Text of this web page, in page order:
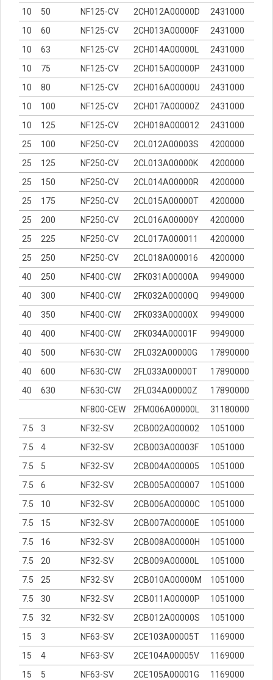
10 50 NF125-CV 2CH012A00000D
2431000
10
60 NF125-CV 2CH013A00000F
2431000
10
63 NF125-CV 2CH014A00000L
2431000
10
75 NF125-CV 2CH015A00000P
2431000
10
80 NF125-CV 2CH016A00000U
2431000
10
100 NF125-CV 2CH017A00000Z
2431000
10
125 NF125-CV 2CH018A000012
2431000
25
100 NF250-CV 2CL012A00003S
4200000
25
125 NF250-CV 2CL013A00000K
4200000
25
150 NF250-CV 2CL014A00000R
4200000
25
175 NF250-CV 2CL015A00000T
4200000
25
200 NF250-CV 2CL016A00000Y
4200000
25
225 NF250-CV 2CL017A000011
4200000
25
250 NF250-CV 2CL018A000016
4200000
40
250 NF400-CW 2FK031A00000A
9949000
40
300 NF400-CW 2FK032A00000Q
9949000
40
350 NF400-CW 2FK033A00000X
9949000
40
400 NF400-CW 2FK034A00001F
9949000
40
500 NF630-CW 2FL032A00000G
17890000
40
600 NF630-CW 2FL033A00000T
17890000
40
630 NF630-CW 2FL034A00000Z
17890000
NF800-CEW
2FM006A00000L
31180000
7.5
3 NF32-SV 2CB002A000002
1051000
7.5
4 NF32-SV 2CB003A00003F
1051000
7.5
5 NF32-SV 2CB004A000005
1051000
7.5
6 NF32-SV 2CB005A000007
1051000
7.5
10 NF32-SV 2CB006A00000C
1051000
7.5
15 NF32-SV 2CB007A00000E
1051000
7.5
16 NF32-SV 2CB008A00000H
1051000
7.5
20 NF32-SV 2CB009A00000L
1051000
7.5
25 NF32-SV 2CB010A00000M
1051000
7.5
30 NF32-SV 2CB011A00000P
1051000
7.5
32 NF32-SV 2CB012A00000S
1051000
15
3 NF63-SV 2CE103A00005T
1169000
15
4 NF63-SV 2CE104A00005V
1169000
15
5 NF63-SV 2CE105A00001G
1169000